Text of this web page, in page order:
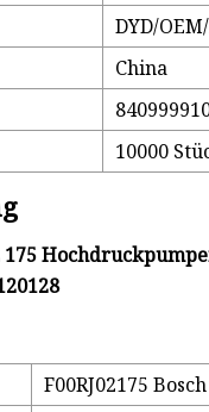
DYD/
China
10000
175
F00RJ02175